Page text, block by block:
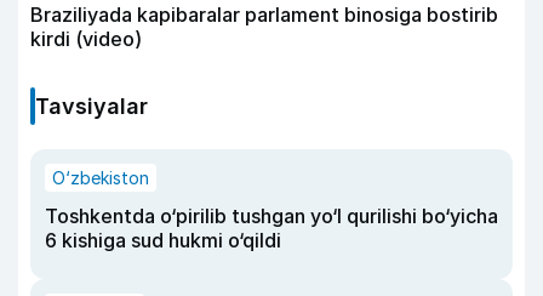
Braziliyada kapibaralar parlament binosiga bostirib
kirdi (video)
Tavsiyalar
O‘zbekiston
Toshkentda o‘pirilib tushgan yo‘l qurilishi bo‘yicha
6 kishiga sud hukmi o‘qildi